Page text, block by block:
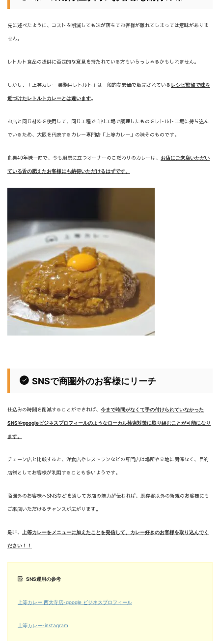
先に述べたように、コストを削減しても味が落ちてお客様が離れてしまっては意味がありま
せん。
レトルト食品の提供に否定的な意見を持たれている方もいらっしゃるかもしれません。
しかし、「上等カレー 業務用レトルト」は一般的な安価で販売されている レシピ監修で味を
近づけたレトルトカレーとは違います。
お店と同じ材料を使用して、同じ工程で自社工場で調理したものをレトルト工場に持ち込ん
でいるため、大阪を代表するカレー専門店「上等カレー」の味そのものです。
創業40年味一筋で、今も厨房に立つオーナーのこだわりのカレーは、 お店にご来店いただい
ている舌の肥えたお客様にも納得いただけるはずです。
SNSで商圏外のお客様にリーチ
仕込みの時間を削減することができれば、 今まで時間がなくて手の付けられていなかった
SNSやgoogleビジネスプロフィールのようなローカル検索対策に取り組むことが可能になり
ます。
チェーン店と比較すると、洋食店やレストランなどの専門店は場所や立地に関係なく、目的
店舗としてお客様が利用することも多いようです。
商圏外のお客様へSNSなどを通してお店の魅力が伝われば、既存客以外の新規のお客様にも
ご来店いただけるチャンスが広がります。
是非、 上等カレーをメニューに加えたことを発信して、カレー好きのお客様を取り込んでく
ださい！！
SNS運用の参考
上等カレー 西大寺店-google ビジネスプロフィール
上等カレー-instagram